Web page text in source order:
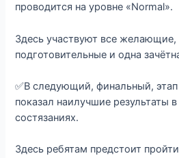
проводится на уровне «Normal».
Здесь участвуют все
подготовительные и одна
✅В следующий, финальный, этап
показал наилучшие результаты
состязаниях.
Здесь ребятам предстоит